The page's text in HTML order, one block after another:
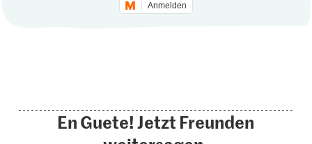
Anmelden
En Guete! Jetzt Freunden